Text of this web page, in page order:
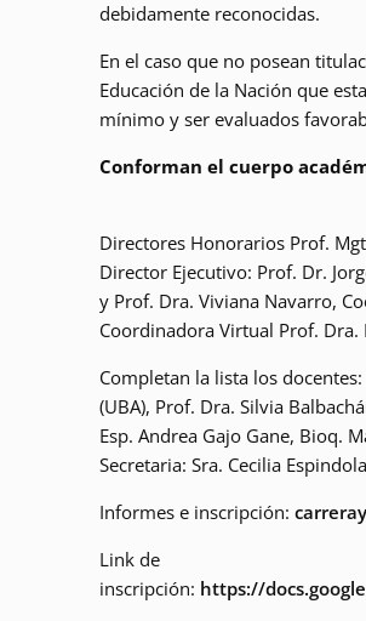
debidamente reconocidas.
En el caso que no posean
Educación de la Nación que
mínimo y ser evaluados
Conforman el cuerpo
Directores Honorarios Prof.
Director Ejecutivo: Prof. Dr.
y Prof. Dra. Viviana Navarro,
Coordinadora Virtual Prof. Dra.
Completan la lista los
(UBA), Prof. Dra. Silvia
Esp. Andrea Gajo Gane, Bioq.
Secretaria: Sra. Cecilia
Informes e inscripción:
Link de
inscripción: https://